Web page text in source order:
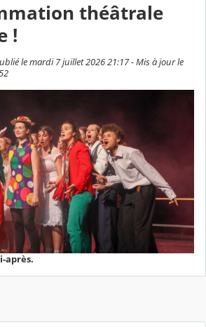
théâtrale
!
le mardi 7 juillet 2026 21:17 - Mis à jour le
après.